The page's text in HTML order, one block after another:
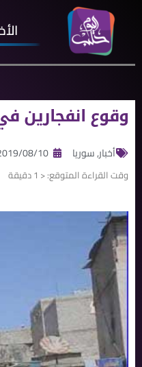
وقوع انفجارين
أخبار,سوريا 08/10
وقت القراءة المتوقع:< 1 دقيقة